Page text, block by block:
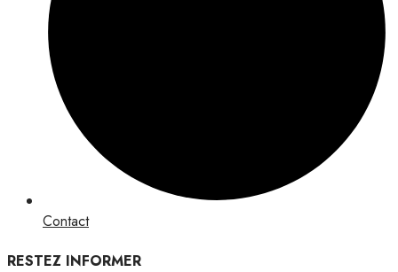
Contact
RESTEZ INFORMER